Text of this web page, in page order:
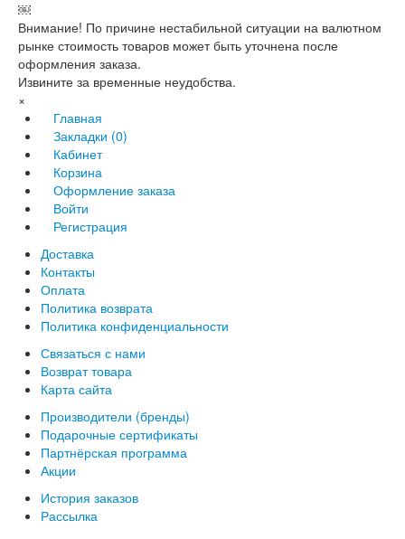
￼
Внимание! По причине нестабильной ситуации на валютном
рынке стоимость товаров может быть уточнена после
оформления заказа.
Извините за временные неудобства.
×
Главная
Закладки (0)
Кабинет
Корзина
Оформление заказа
Войти
Регистрация
Доставка
Контакты
Оплата
Политика возврата
Политика конфиденциальности
Связаться с нами
Возврат товара
Карта сайта
Производители (бренды)
Подарочные сертификаты
Партнёрская программа
Акции
История заказов
Рассылка